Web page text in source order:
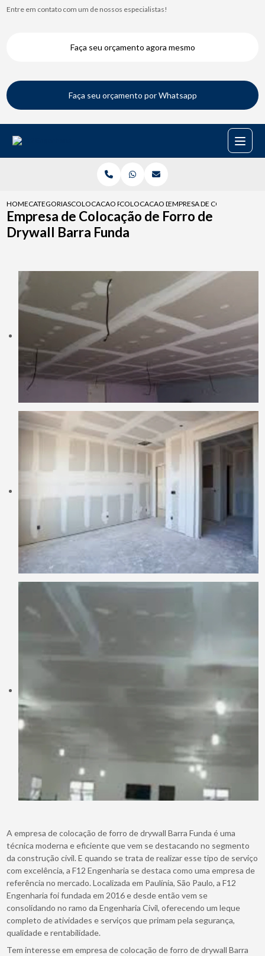
Entre em contato com um de nossos especialistas!
Faça seu orçamento agora mesmo
Faça seu orçamento por Whatsapp
HOMECATEGORIASCOLOCACAO PARA DRYWALLCOLOCACAO DE DRYWALL PAREDE
EMPRESA DE COLOCACAO
Empresa de Colocação de Forro de
Drywall Barra Funda
A empresa de colocação de forro de drywall Barra Funda é uma
técnica moderna e eficiente que vem se destacando no segmento
da construção civil. E quando se trata de realizar esse tipo de serviço
com excelência, a F12 Engenharia se destaca como uma empresa de
referência no mercado. Localizada em Paulínia, São Paulo, a F12
Engenharia foi fundada em 2016 e desde então vem se
consolidando no ramo da Engenharia Civil, oferecendo um leque
completo de atividades e serviços que primam pela segurança,
qualidade e rentabilidade.
Tem interesse em empresa de colocação de forro de drywall Barra